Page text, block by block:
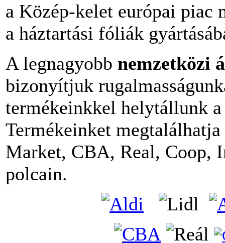
a Közép-kelet európai piac
a háztartási fóliák
A legnagyobb nemzetközi
bizonyítjuk
termékeinkkel helytállunk
Termékeinket
Market, CBA, Real, Coop,
polcain.